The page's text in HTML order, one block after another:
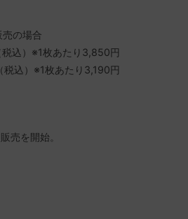
の場合
税込）※1枚あたり3,850円
税込）※1枚あたり3,190円
売を開始。